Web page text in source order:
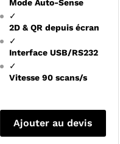
Mode Auto-Sense
✓
2D & QR depuis écran
✓
Interface USB/RS232
✓
Vitesse 90 scans/s
Ajouter au devis